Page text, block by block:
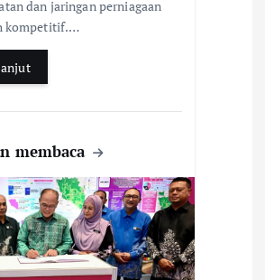
p
dan jaringan perniagaan
kompetitif.…
membaca